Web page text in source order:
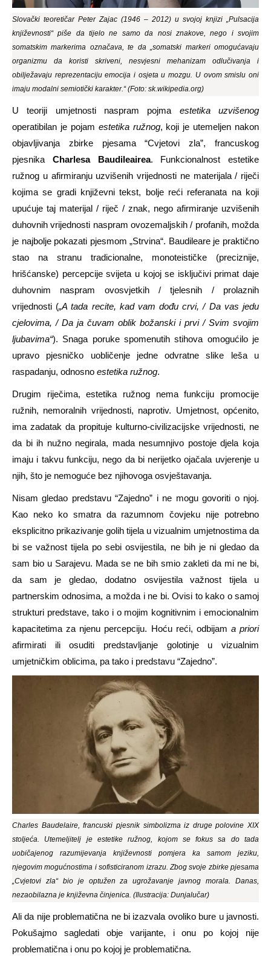
Slovački teoretičar Peter Zajac (1946 – 2012) u svojoj knjizi „Pulsacija
književnosti“ piše da tijelo ne samo da nosi znakove, nego i svojim
somatskim markerima označava, te da „somatski markeri omogućavaju
organizmu da koristi skriveni, nesvjesni mehanizam odlučivanja i
obilježavaju reprezentaciju emocija i osjeta u mozgu. U ovom smislu oni
imaju modalni semiotički karakter.“ (Foto: sk.wikipedia.org)
U teoriji umjetnosti naspram pojma estetika uzvišenog
operatibilan je pojam estetika ružnog, koji je utemeljen nakon
objavljivanja zbirke pjesama “Cvjetovi zla”, francuskog
pjesnika Charlesa Baudileairea. Funkcionalnost estetike
ružnog u afirmiranju uzvišenih vrijednosti ne materijala / riječi
kojima se gradi književni tekst, bolje reći referanata na koji
upućuje taj materijal / riječ / znak, nego afirmiranje uzvišenih
duhovnih vrijednosti naspram ovozemaljskih / profanih, možda
je najbolje pokazati pjesmom „Strvina“. Baudileare je praktično
stao na stranu tradicionalne, monoteističke (preciznije,
hrišćanske) percepcije svijeta u kojoj se isključivi primat daje
duhovnim naspram ovosvjetkih / tjelesnih / prolaznih
vrijednosti („A tada recite, kad vam dođu crvi, / Da vas jedu
cjelovima, / Da ja čuvam oblik božanski i prvi / Svim svojim
ljubavima“). Snaga poruke spomenutih stihova omogućilo je
upravo pjesničko uobličenje jedne odvratne slike leša u
raspadanju, odnosno estetika ružnog.
Drugim riječima, estetika ružnog nema funkciju promocije
ružnih, nemoralnih vrijednosti, naprotiv. Umjetnost, općenito,
ima zadatak da propituje kulturno-civilizacijske vrijednosti, ne
da bi ih nužno negirala, mada nesumnjivo postoje djela koja
imaju i takvu funkciju, nego da bi nerijetko ojačala uvjerenje u
njih, što je nemoguće bez njihovoga osvještavanja.
Nisam gledao predstavu “Zajedno” i ne mogu govoriti o njoj.
Kao neko ko smatra da razumnom čovjeku nije potrebno
eksplicitno prikazivanje golih tijela u vizualnim umjetnostima da
bi se važnost tijela po sebi osvijestila, ne bih je ni gledao da
sam bio u Sarajevu. Mada se ne bih smio zakleti da mi ne bi,
da sam je gledao, dodatno osvijestila važnost tijela u
partnerskim odnosima, a možda i ne bi. Ovisi to kako o samoj
strukturi predstave, tako i o mojim kognitivnim i emocionalnim
kapacitetima za njenu percepciju. Hoću reći, odbijam a priori
afirmirati ili osuditi predstavljanje golotinje u vizualnim
umjetničkim oblicima, pa tako i predstavu “Zajedno”.
Charles Baudelaire, francuski pjesnik simbolizma iz druge polovine XIX
stoljeća. Utemeljitelj je estetike ružnog, kojom se fokus sa do tada
uobičajenog razumijevanja književnosti pomjera ka samom jeziku,
njegovim mogućnostima i sofisticiranom izrazu. Zbog svoje zbirke pjesama
„Cvjetovi zla“ bio je optužen za ugrožavanje javnog morala. Danas,
nezaobilazna je književna činjenica. (Ilustracija: Dunjalučar)
Ali da nije problematična ne bi izazvala ovoliko bure u javnosti.
Pokušajmo sagledati obje varijante, i onu po kojoj nije
problematična i onu po kojoj je problematična.